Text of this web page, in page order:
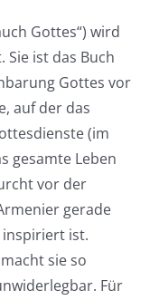
Gottes“) wird
Sie ist das Buch
Gottes vor
auf der das
(im
gesamte Leben
vor der
gerade
inspiriert ist.
sie so
Für